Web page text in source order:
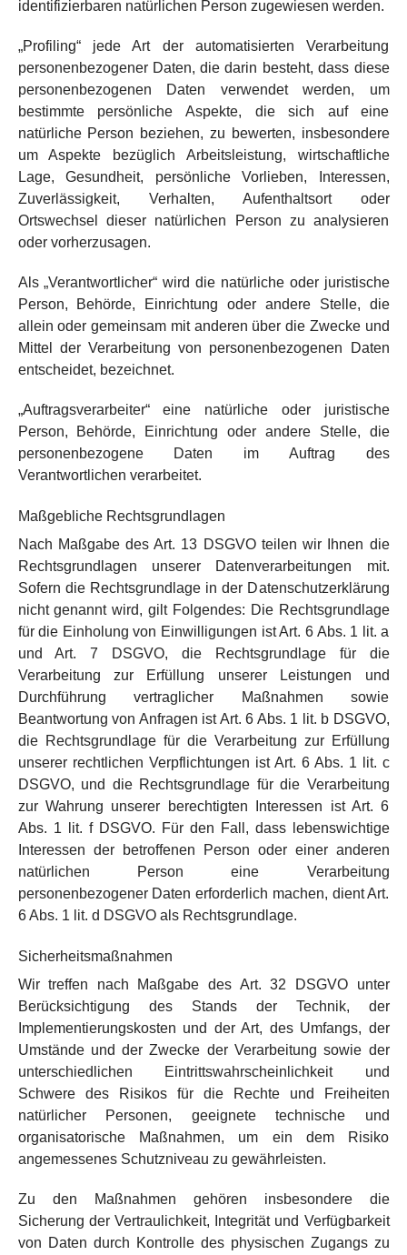
identifizierbaren natürlichen Person zugewiesen werden.
„Profiling“ jede Art der automatisierten Verarbeitung
personenbezogener Daten, die darin besteht, dass diese
personenbezogenen Daten verwendet werden, um
bestimmte persönliche Aspekte, die sich auf eine
natürliche Person beziehen, zu bewerten, insbesondere
um Aspekte bezüglich Arbeitsleistung, wirtschaftliche
Lage, Gesundheit, persönliche Vorlieben, Interessen,
Zuverlässigkeit, Verhalten, Aufenthaltsort oder
Ortswechsel dieser natürlichen Person zu analysieren
oder vorherzusagen.
Als „Verantwortlicher“ wird die natürliche oder juristische
Person, Behörde, Einrichtung oder andere Stelle, die
allein oder gemeinsam mit anderen über die Zwecke und
Mittel der Verarbeitung von personenbezogenen Daten
entscheidet, bezeichnet.
„Auftragsverarbeiter“ eine natürliche oder juristische
Person, Behörde, Einrichtung oder andere Stelle, die
personenbezogene Daten im Auftrag des
Verantwortlichen verarbeitet.
Maßgebliche Rechtsgrundlagen
Nach Maßgabe des Art. 13 DSGVO teilen wir Ihnen die
Rechtsgrundlagen unserer Datenverarbeitungen mit.
Sofern die Rechtsgrundlage in der Datenschutzerklärung
nicht genannt wird, gilt Folgendes: Die Rechtsgrundlage
für die Einholung von Einwilligungen ist Art. 6 Abs. 1 lit. a
und Art. 7 DSGVO, die Rechtsgrundlage für die
Verarbeitung zur Erfüllung unserer Leistungen und
Durchführung vertraglicher Maßnahmen sowie
Beantwortung von Anfragen ist Art. 6 Abs. 1 lit. b DSGVO,
die Rechtsgrundlage für die Verarbeitung zur Erfüllung
unserer rechtlichen Verpflichtungen ist Art. 6 Abs. 1 lit. c
DSGVO, und die Rechtsgrundlage für die Verarbeitung
zur Wahrung unserer berechtigten Interessen ist Art. 6
Abs. 1 lit. f DSGVO. Für den Fall, dass lebenswichtige
Interessen der betroffenen Person oder einer anderen
natürlichen Person eine Verarbeitung
personenbezogener Daten erforderlich machen, dient Art.
6 Abs. 1 lit. d DSGVO als Rechtsgrundlage.
Sicherheitsmaßnahmen
Wir treffen nach Maßgabe des Art. 32 DSGVO unter
Berücksichtigung des Stands der Technik, der
Implementierungskosten und der Art, des Umfangs, der
Umstände und der Zwecke der Verarbeitung sowie der
unterschiedlichen Eintrittswahrscheinlichkeit und
Schwere des Risikos für die Rechte und Freiheiten
natürlicher Personen, geeignete technische und
organisatorische Maßnahmen, um ein dem Risiko
angemessenes Schutzniveau zu gewährleisten.
Zu den Maßnahmen gehören insbesondere die
Sicherung der Vertraulichkeit, Integrität und Verfügbarkeit
von Daten durch Kontrolle des physischen Zugangs zu